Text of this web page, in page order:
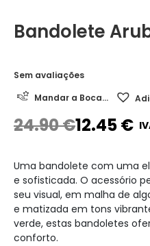
Bandolete
Sem avaliações
Mandar a Boca...
24.90€12.45€
Uma bandolete com uma
e sofisticada. O acessório
seu visual, em malha de
e matizada em tons
verde, estas bandoletes
conforto.